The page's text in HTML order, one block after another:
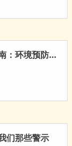
2026年江南梅雨期白蚁防治指南：环境预防与科学灭治
们那些警示